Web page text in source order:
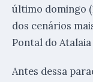
último domingo
dos cenários
Pontal do
Antes dessa